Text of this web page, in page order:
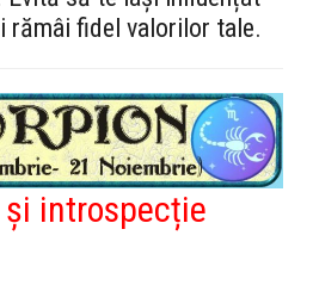
rămâi fidel valorilor tale.
introspecție